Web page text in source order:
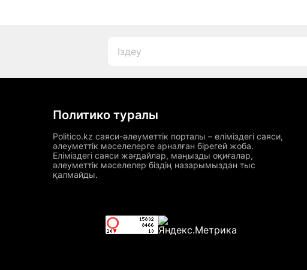
Политико туралы
Politico.kz саяси-әлеуметтік порталы – еліміздегі саяси,
әлеуметтік мәселелерге арналған бірегей жоба.
Еліміздегі саяси жағдайлар, маңызды оқиғалар,
әлеуметтік мәселелер біздің назарымыздан тыс
қалмайды.